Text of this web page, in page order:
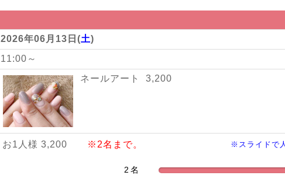
2026年06月13日(土)
11:00～
ネールアート 3,200
お1人様 3,200 ※2名まで。 ※スライドで